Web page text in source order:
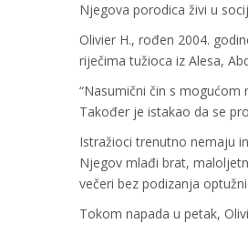
Njegova porodica živi u
Olivier H., rođen 2004.
riječima tužioca iz Alesa,
“Nasumični čin s
Također je istakao da se
Istražioci trenutno nemaju
Njegov mlađi brat,
večeri bez podizanja
Tokom napada u petak,